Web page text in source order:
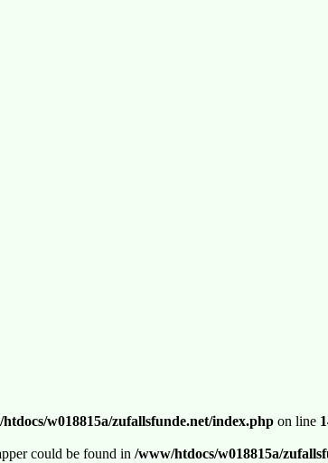
w018815a/zufallsfunde.net/index.php on line
could be found in /www/htdocs/w018815a/